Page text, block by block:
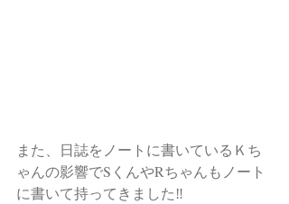
また、日誌をノートに書いているＫち
ゃんの影響でSくんやRちゃんもノート
に書いて持ってきました‼︎